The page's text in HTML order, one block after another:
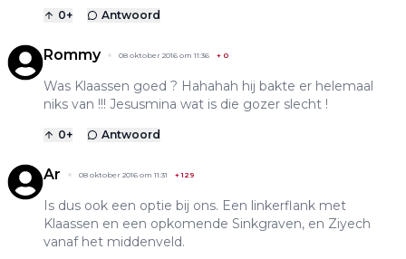
0+ Antwoord
Rommy 08 oktober 2016 om 11:36 + 0
Was Klaassen goed ? Hahahah hij bakte er helemaal
niks van !!! Jesusmina wat is die gozer slecht !
0+ Antwoord
Ar 08 oktober 2016 om 11:31 +129
Is dus ook een optie bij ons. Een linkerflank met
Klaassen en een opkomende Sinkgraven, en Ziyech
vanaf het middenveld.